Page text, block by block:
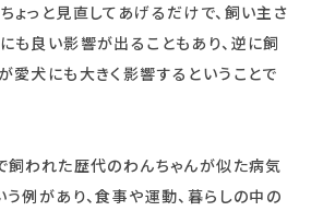
ょっと見直してあげるだけで、飼い主さ
も良い影響が出ることもあり、逆に飼
愛犬にも大きく影響するということで
飼われた歴代のわんちゃんが似た病気
う例があり、食事や運動、暮らしの中の